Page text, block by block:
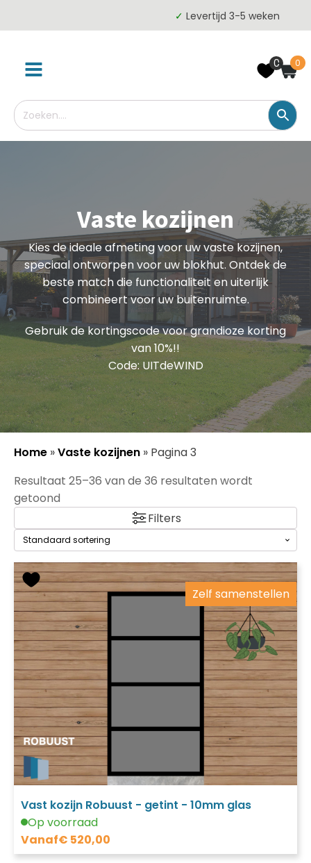
✓ Levertijd 3-5 weken
0 0
Vaste kozijnen
Kies de ideale afmeting voor uw vaste kozijnen,
speciaal ontworpen voor uw blokhut. Ontdek de
beste match die functionaliteit en uiterlijk
combineert voor uw buitenruimte.
Gebruik de kortingscode voor grandioze korting
van 10%!!
Code: UITdeWIND
Home »Vaste kozijnen » Pagina 3
Resultaat 25–36 van de 36 resultaten wordt
getoond
Filters
Zelf samenstellen
Vast kozijn Robuust - getint - 10mm glas
Op voorraad
Vanaf€ 520,00